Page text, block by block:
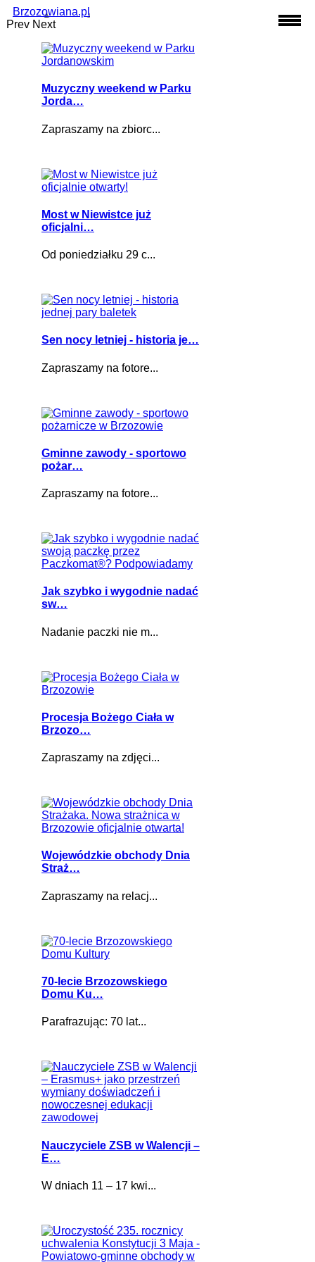
Brzozowiana.pl
Muzyczny weekend w Parku
Jorda…
Zapraszamy na zbiorc...
Most w Niewistce już
oficjalni…
Od poniedziałku 29 c...
Sen nocy letniej - historia je…
Zapraszamy na fotore...
Gminne zawody - sportowo
pożar…
Zapraszamy na fotore...
Jak szybko i wygodnie nadać
sw…
Nadanie paczki nie m...
Procesja Bożego Ciała w
Brzozo…
Zapraszamy na zdjęci...
Wojewódzkie obchody Dnia
Straż…
Zapraszamy na relacj...
70-lecie Brzozowskiego
Domu Ku…
Parafrazując: 70 lat...
Nauczyciele ZSB w Walencji –
E…
W dniach 11 – 17 kwi...
Prev Next